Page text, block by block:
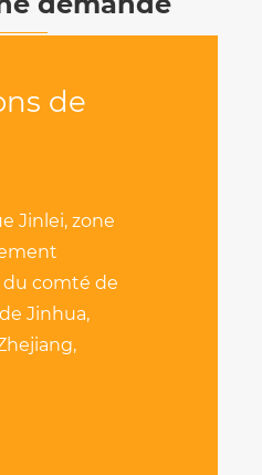
de
Jinlei, zone
comté de
Jinhua,